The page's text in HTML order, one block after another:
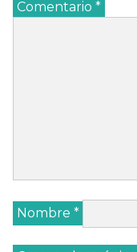
Comentario *
Nombre *